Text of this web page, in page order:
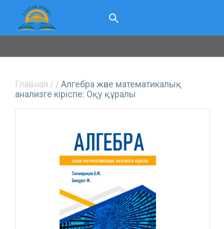
Главная / /Алгебра және математикалық
анализге кіріспе: Оқу құралы